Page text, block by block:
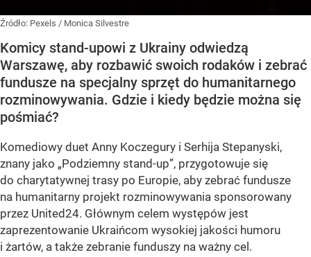
Źródło: Pexels / Monica Silvestre
Komicy stand-upowi z Ukrainy odwiedzą
Warszawę, aby rozbawić swoich rodaków i zebrać
fundusze na specjalny sprzęt do humanitarnego
rozminowywania. Gdzie i kiedy będzie można się
pośmiać?
Komediowy duet Anny Koczegury i Serhija Stepanyski,
znany jako „Podziemny stand-up”, przygotowuje się
do charytatywnej trasy po Europie, aby zebrać fundusze
na humanitarny projekt rozminowywania sponsorowany
przez United24. Głównym celem występów jest
zaprezentowanie Ukraińcom wysokiej jakości humoru
i żartów, a także zebranie funduszy na ważny cel.